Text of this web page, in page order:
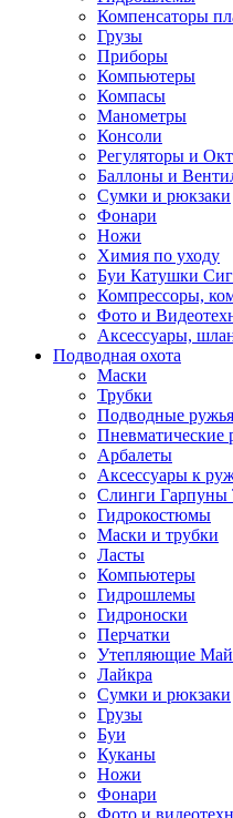
Компенсаторы
Грузы
Приборы
Компьютеры
Компасы
Манометры
Консоли
Регуляторы и
Баллоны и
Сумки и рюкзаки
Фонари
Ножи
Химия по уходу
Буи Катушки
Компрессоры,
Фото и
Аксессуары,
Подводная охота
Маски
Трубки
Подводные ружья
Пневматические
Арбалеты
Аксессуары к
Слинги Гарпуны
Гидрокостюмы
Маски и трубки
Ласты
Компьютеры
Гидрошлемы
Гидроноски
Перчатки
Утепляющие
Лайкра
Сумки и рюкзаки
Грузы
Буи
Куканы
Ножи
Фонари
Фото и